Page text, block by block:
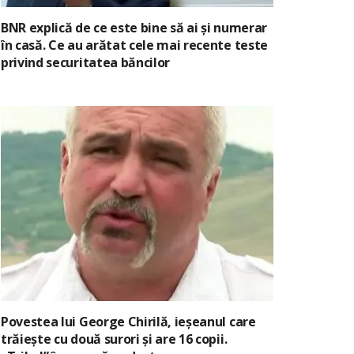
BNR explică de ce este bine să ai și numerar
în casă. Ce au arătat cele mai recente teste
privind securitatea băncilor
Povestea lui George Chirilă, ieșeanul care
trăiește cu două surori și are 16 copii.